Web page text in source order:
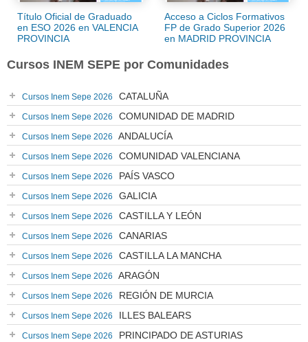
Título Oficial de Graduado
en ESO 2026 en VALENCIA
PROVINCIA
Acceso a Ciclos Formativos
FP de Grado Superior 2026
en MADRID PROVINCIA
Cursos INEM SEPE por Comunidades
Cursos Inem Sepe 2026 CATALUÑA
Cursos Inem Sepe 2026 COMUNIDAD DE MADRID
Cursos Inem Sepe 2026 ANDALUCÍA
Cursos Inem Sepe 2026 COMUNIDAD VALENCIANA
Cursos Inem Sepe 2026 PAÍS VASCO
Cursos Inem Sepe 2026 GALICIA
Cursos Inem Sepe 2026 CASTILLA Y LEÓN
Cursos Inem Sepe 2026 CANARIAS
Cursos Inem Sepe 2026 CASTILLA LA MANCHA
Cursos Inem Sepe 2026 ARAGÓN
Cursos Inem Sepe 2026 REGIÓN DE MURCIA
Cursos Inem Sepe 2026 ILLES BALEARS
Cursos Inem Sepe 2026 PRINCIPADO DE ASTURIAS